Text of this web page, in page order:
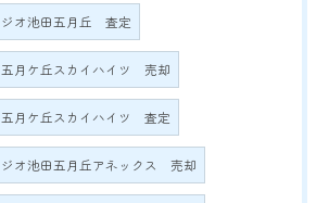
ジオ池田五月丘 査定
五月ケ丘スカイハイツ 売却
五月ケ丘スカイハイツ 査定
ジオ池田五月丘アネックス 売却